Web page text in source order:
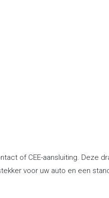
of CEE-aansluiting. Deze
voor uw auto en een